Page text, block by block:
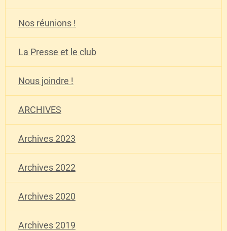
Nos réunions !
La Presse et le club
Nous joindre !
ARCHIVES
Archives 2023
Archives 2022
Archives 2020
Archives 2019